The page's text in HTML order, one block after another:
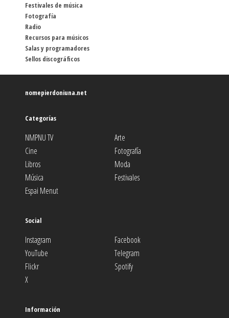
Festivales de música
Fotografía
Radio
Recursos para músicos
Salas y programadores
Sellos discográficos
nomepierdoniuna.net
Categorías
NMPNU TV
Arte
Cine
Fotografía
Libros
Moda
Música
Festivales
Espai Menut
Social
Instagram
Facebook
YouTube
Telegram
Flickr
Spotify
X
Información